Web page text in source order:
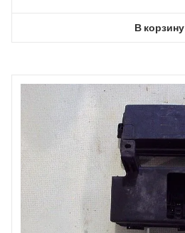
В корзину